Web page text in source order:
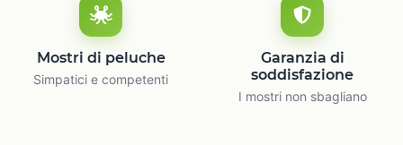
Mostri di peluche
Simpatici e competenti
Garanzia di
soddisfazione
I mostri non sbagliano